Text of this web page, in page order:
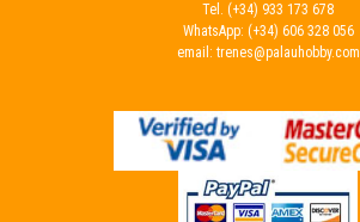
Tel. (+34) 933 173 678
WhatsApp: (+34) 606 328 056
email: trenes@palauhobby.com